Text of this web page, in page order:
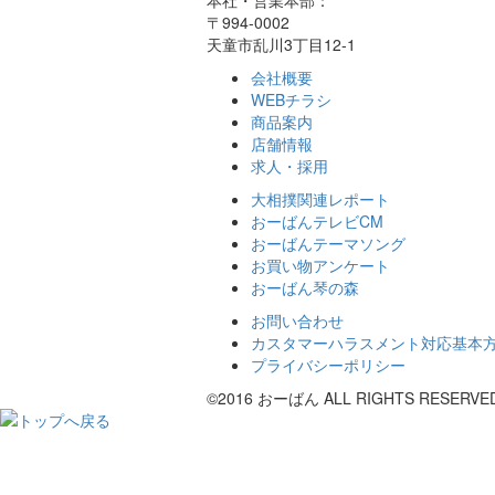
〒994-0002
天童市乱川3丁目12-1
会社概要
WEBチラシ
商品案内
店舗情報
求人・採用
大相撲関連レポート
おーばんテレビCM
おーばんテーマソング
お買い物アンケート
おーばん琴の森
お問い合わせ
カスタマーハラスメント対応基本
プライバシーポリシー
©2016 おーばん ALL RIGHTS